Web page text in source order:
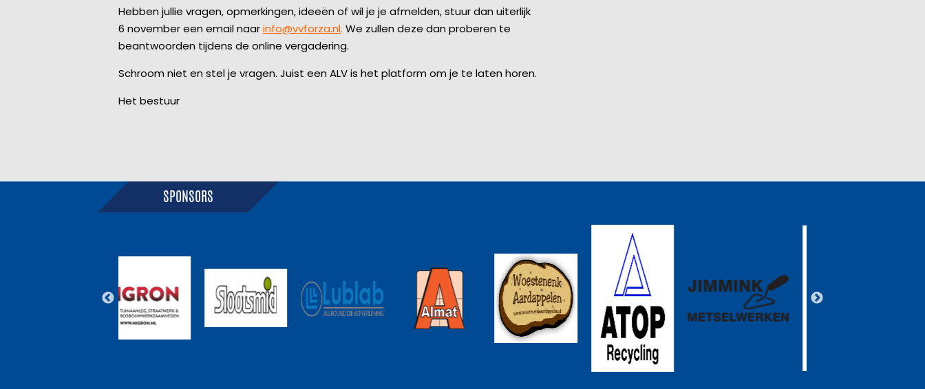
Hebben jullie vragen, opmerkingen, ideeën of wil je je afmelden, stuur dan uiterlijk
6 november een email naarinfo@vvforza.nl. We zullen deze dan proberen te
beantwoorden tijdens de online vergadering.
Schroom niet en stel je vragen. Juist een ALV is het platform om je te laten horen.
Het bestuur
SPONSORS